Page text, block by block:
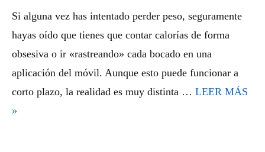
Si alguna vez has intentado perder peso, seguramente
hayas oído que tienes que contar calorías de forma
obsesiva o ir «rastreando» cada bocado en una
aplicación del móvil. Aunque esto puede funcionar a
corto plazo, la realidad es muy distinta … LEER MÁS
»